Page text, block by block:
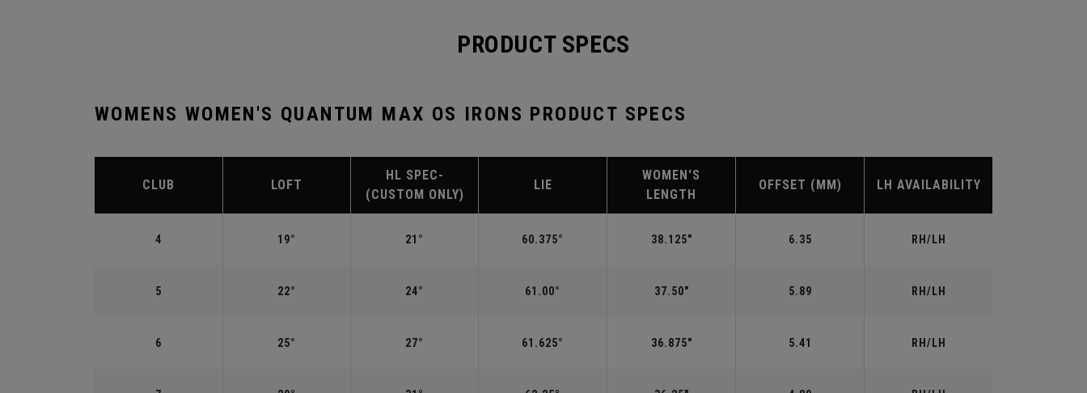
PRODUCT SPECS
WOMENS WOMEN'S QUANTUM MAX OS IRONS PRODUCT SPECS
CLUB LOFT
HL SPEC-
(CUSTOM ONLY)
LIE
WOMEN'S
LENGTH
OFFSET (MM) LH AVAILABILITY
4 19° 21° 60.375° 38.125" 6.35 RH/LH
5 22° 24° 61.00° 37.50" 5.89 RH/LH
6 25° 27° 61.625° 36.875" 5.41 RH/LH